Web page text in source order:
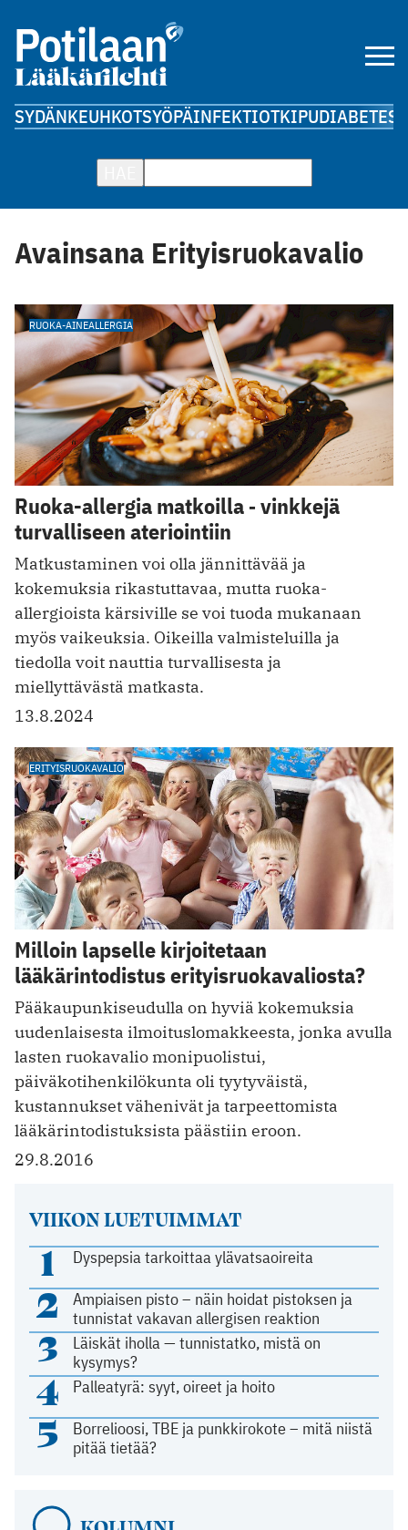
SYDÄNKEUHKOTSYÖPÄINFEKTIOTKIPUDIABETES
Avainsana Erityisruokavalio
RUOKA-AINEALLERGIA
Ruoka-allergia matkoilla ‑ vinkkejä
turvalliseen ateriointiin
Matkustaminen voi olla jännittävää ja
kokemuksia rikastuttavaa, mutta ruoka-
allergioista kärsiville se voi tuoda mukanaan
myös vaikeuksia. Oikeilla valmisteluilla ja
tiedolla voit nauttia turvallisesta ja
miellyttävästä matkasta.
13.8.2024
ERITYISRUOKAVALIO
Milloin lapselle kirjoitetaan
lääkärintodistus erityisruokavaliosta?
Pääkaupunkiseudulla on hyviä kokemuksia
uudenlaisesta ilmoituslomakkeesta, jonka avulla
lasten ruokavalio monipuolistui,
päiväkotihenkilökunta oli tyytyväistä,
kustannukset vähenivät ja tarpeettomista
lääkärintodistuksista päästiin eroon.
29.8.2016
VIIKON LUETUIMMAT
1 Dyspepsia tarkoittaa ylävatsaoireita
2
Ampiaisen pisto – näin hoidat pistoksen ja
tunnistat vakavan allergisen reaktion
3
Läiskät iholla — tunnistatko, mistä on
kysymys?
4 Palleatyrä: syyt, oireet ja hoito
5
Borrelioosi, TBE ja punkkirokote – mitä niistä
pitää tietää?